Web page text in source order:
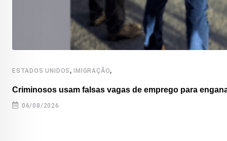
ESTADOS UNIDOS , IMIGRAÇÃO,
Criminosos usam falsas vagas de emprego para
06/08/2026